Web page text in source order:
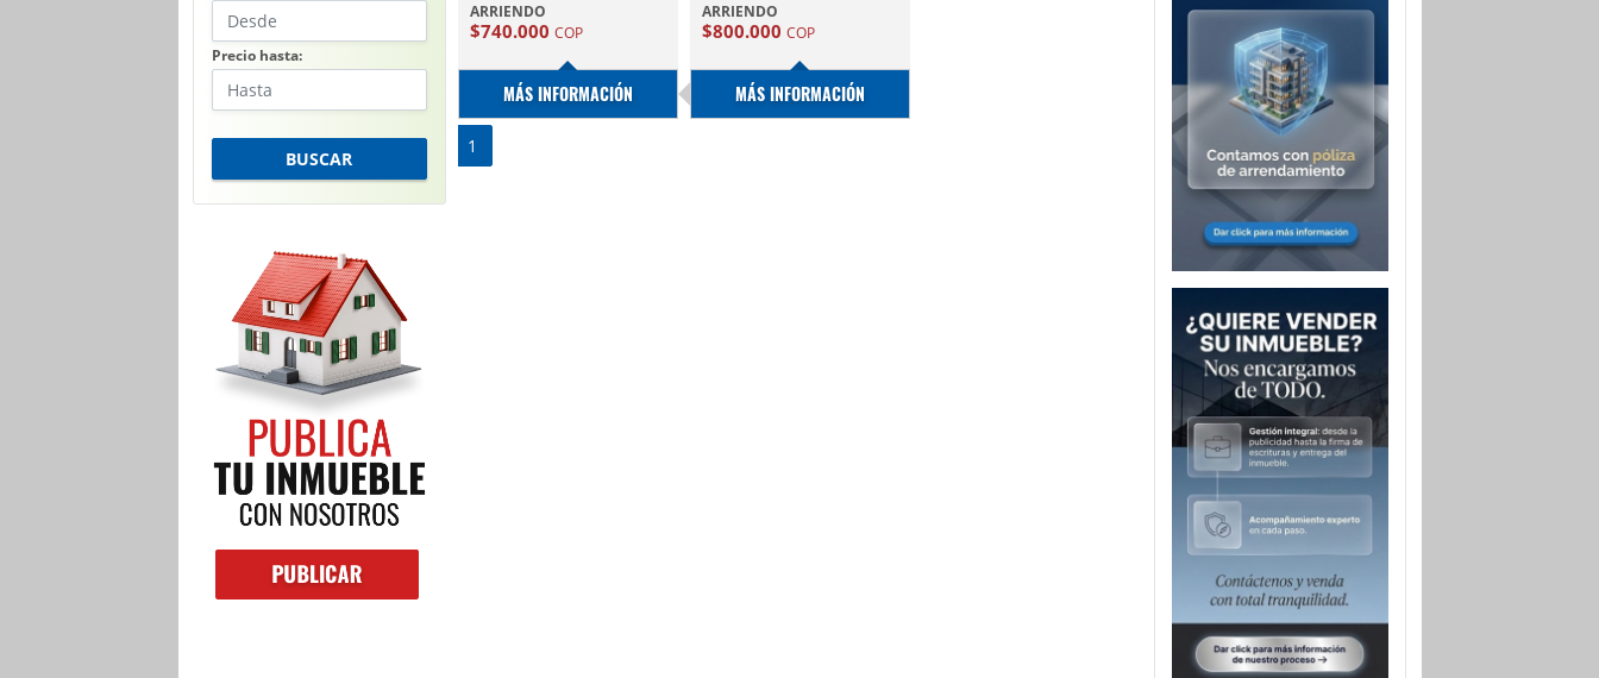
Precio hasta:
BUSCAR
ARRIENDO
$740.000 COP
MÁS INFORMACIÓN
ARRIENDO
$800.000 COP
MÁS INFORMACIÓN
1